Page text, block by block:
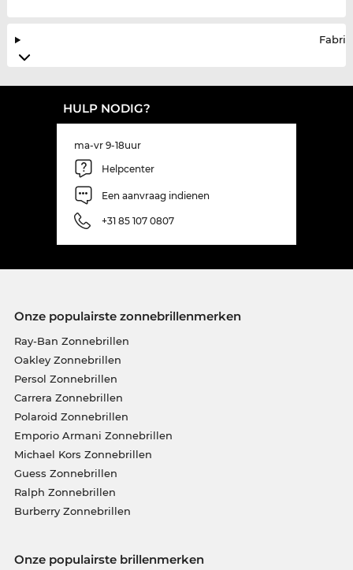
HULP NODIG?
ma-vr 9-18uur
Helpcenter
Een aanvraag indienen
+31 85 107 0807
Onze populairste zonnebrillenmerken
Ray-Ban Zonnebrillen
Oakley Zonnebrillen
Persol Zonnebrillen
Carrera Zonnebrillen
Polaroid Zonnebrillen
Emporio Armani Zonnebrillen
Michael Kors Zonnebrillen
Guess Zonnebrillen
Ralph Zonnebrillen
Burberry Zonnebrillen
Onze populairste brillenmerken